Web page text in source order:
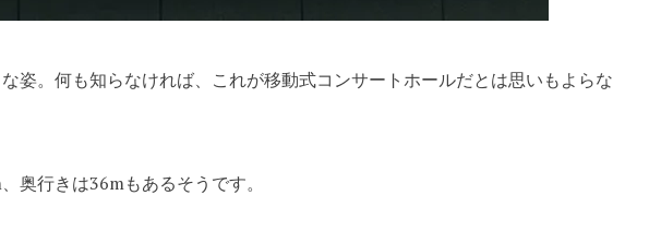
姿。何も知らなければ、これが移動式コンサートホールだとは思いもよらな
奥行きは36mもあるそうです。